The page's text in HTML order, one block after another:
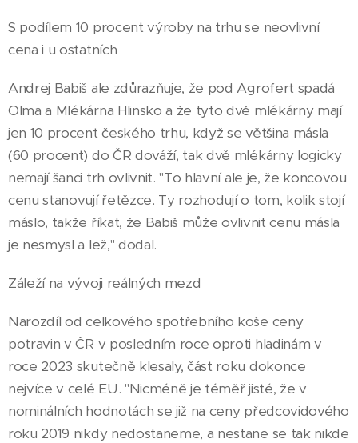
S podílem 10 procent výroby na trhu se neovlivní
cena i u ostatních
Andrej Babiš ale zdůrazňuje, že pod Agrofert spadá
Olma a Mlékárna Hlinsko a že tyto dvě mlékárny mají
jen 10 procent českého trhu, když se většina másla
(60 procent) do ČR dováží, tak dvě mlékárny logicky
nemají šanci trh ovlivnit. "To hlavní ale je, že koncovou
cenu stanovují řetězce. Ty rozhodují o tom, kolik stojí
máslo, takže říkat, že Babiš může ovlivnit cenu másla
je nesmysl a lež," dodal.
Záleží na vývoji reálných mezd
Narozdíl od celkového spotřebního koše ceny
potravin v ČR v posledním roce oproti hladinám v
roce 2023 skutečně klesaly, část roku dokonce
nejvíce v celé EU. "Nicméně je téměř jisté, že v
nominálních hodnotách se již na ceny předcovidového
roku 2019 nikdy nedostaneme, a nestane se tak nikde